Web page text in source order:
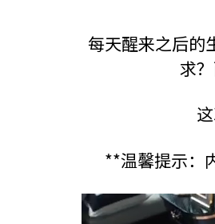
每天醒来之后的
求
**温馨提示：